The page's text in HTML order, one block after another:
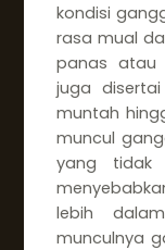
kondisi
rasa mual
panas atau
juga
muntah
muncul
yang tidak
lebih
munculnya